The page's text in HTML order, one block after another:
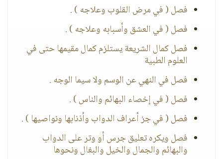
فصل ( في مرض القلوب وعلاجه ) .
فصل ( في العشق وأسبابه وعلاجه ) .
فصل كمال الشريعة يستلزم كمال مقيمها حتى في
العلوم الطبية
فصل في النهي عن الوسم ولا سيما الوجه .
فصل ( في إخصاء البهائم والناس ) .
فصل ( في جز أعراف الدواب وأذنابها ونواصيها ) .
فصل ويكره تعليق جرس أو وتر على الدواب
والبهائم والجمال والخيل والبغال ونحوها